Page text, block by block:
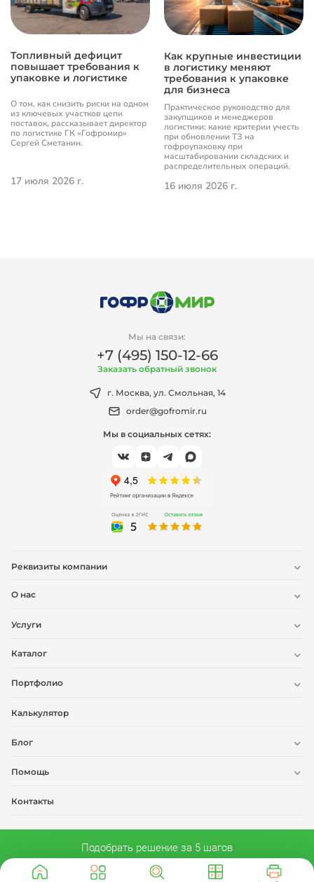
Топливный дефицит
повышает требования к
упаковке и логистике
О том, как снизить риски на одном
из ключевых участков цепи
поставок, рассказывает директор
по логистике ГК «Гофромир»
Сергей Сметанин.
17 июля 2026 г.
Как крупные инвестиции
в логистику меняют
требования к упаковке
для бизнеса
Практическое руководство для
закупщиков и менеджеров
логистики: какие критерии учесть
при обновлении ТЗ на
гофроупаковку при
масштабировании складских и
распределительных операций.
16 июля 2026 г.
Мы на связи:
+7 (495) 150-12-66
Заказать обратный звонок
г. Москва, ул. Смольная, 14
order@gofromir.ru
Мы в социальных сетях:
Реквизиты компании
О нас
Услуги
Каталог
Портфолио
Контакты
Калькулятор
Блог
Помощь
Подобрать решение за 5 шагов